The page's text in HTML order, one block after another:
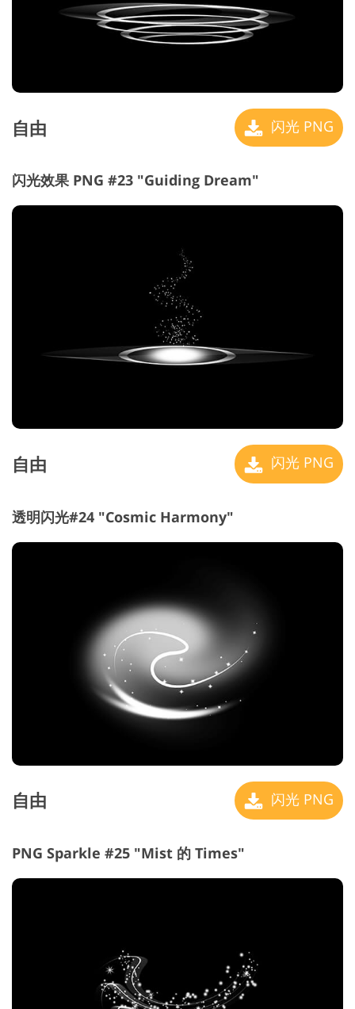
自由 闪光 PNG
闪光效果 PNG #23 "Guiding Dream"
自由 闪光 PNG
透明闪光#24 "Cosmic Harmony"
自由 闪光 PNG
PNG Sparkle #25 "Mist 的 Times"